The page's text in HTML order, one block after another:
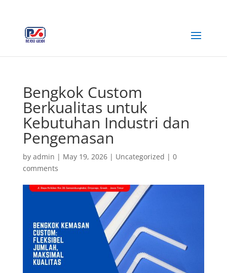
Bengkok Custom
Berkualitas untuk
Kebutuhan Industri dan
Pengemasan
by admin | May 19, 2026| Uncategorized | 0
comments